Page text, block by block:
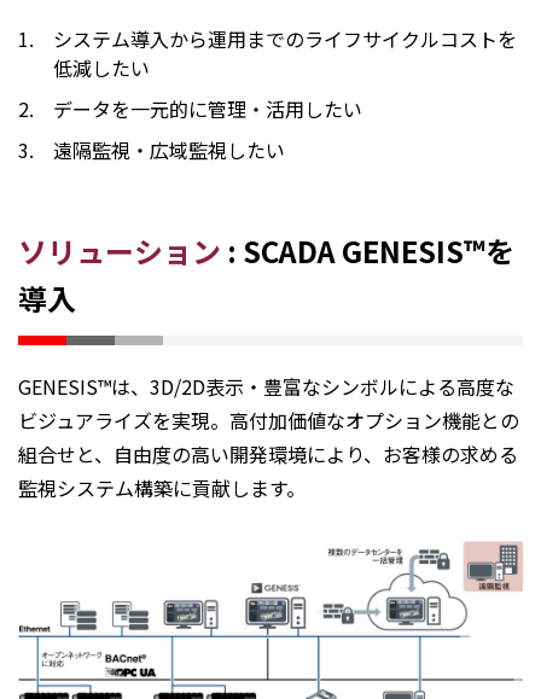
1.
システム導入から運用までのライフサイクルコストを
低減したい
2.
データを一元的に管理・活用したい
3.
遠隔監視・広域監視したい
ソリューション : SCADA GENESIS™を
導入
GENESIS™は、3D/2D表示・豊富なシンボルによる高度な
ビジュアライズを実現。高付加価値なオプション機能との
組合せと、自由度の高い開発環境により、お客様の求める
監視システム構築に貢献します。